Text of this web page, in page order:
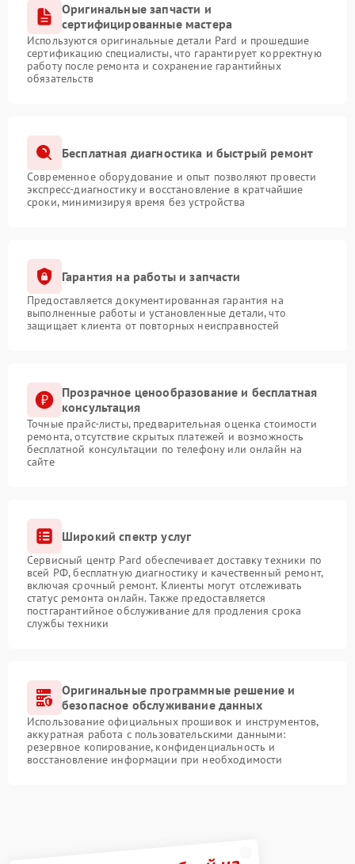
Оригинальные запчасти и
сертифицированные мастера
Используются оригинальные детали Pard и прошедшие
сертификацию специалисты, что гарантирует корректную
работу после ремонта и сохранение гарантийных
обязательств
Бесплатная диагностика и быстрый ремонт
Современное оборудование и опыт позволяют провести
экспресс-диагностику и восстановление в кратчайшие
сроки, минимизируя время без устройства
Гарантия на работы и запчасти
Предоставляется документированная гарантия на
выполненные работы и установленные детали, что
защищает клиента от повторных неисправностей
Прозрачное ценообразование и бесплатная
консультация
Точные прайс-листы, предварительная оценка стоимости
ремонта, отсутствие скрытых платежей и возможность
бесплатной консультации по телефону или онлайн на
сайте
Широкий спектр услуг
Сервисный центр Pard обеспечивает доставку техники по
всей РФ, бесплатную диагностику и качественный ремонт,
включая срочный ремонт. Клиенты могут отслеживать
статус ремонта онлайн. Также предоставляется
постгарантийное обслуживание для продления срока
службы техники
Оригинальные программные решение и
безопасное обслуживание данных
Использование официальных прошивок и инструментов,
аккуратная работа с пользовательскими данными:
резервное копирование, конфиденциальность и
восстановление информации при необходимости